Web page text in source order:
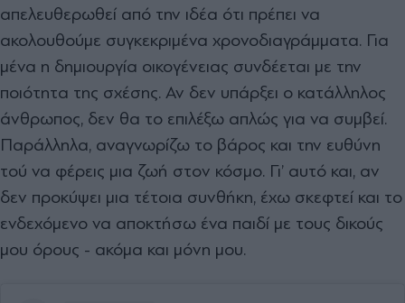
απελευθερωθεί από την ιδέα ότι πρέπει να
ακολουθούµε συγκεκριµένα χρονοδιαγράµµατα. Για
µένα η δηµιουργία οικογένειας συνδέεται µε την
ποιότητα της σχέσης. Αν δεν υπάρξει ο κατάλληλος
άνθρωπος, δεν θα το επιλέξω απλώς για να συµβεί.
Παράλληλα, αναγνωρίζω το βάρος και την ευθύνη
τού να φέρεις µια ζωή στον κόσµο. Γι’ αυτό και, αν
δεν προκύψει µια τέτοια συνθήκη, έχω σκεφτεί και το
ενδεχόµενο να αποκτήσω ένα παιδί µε τους δικούς
µου όρους - ακόµα και µόνη µου.